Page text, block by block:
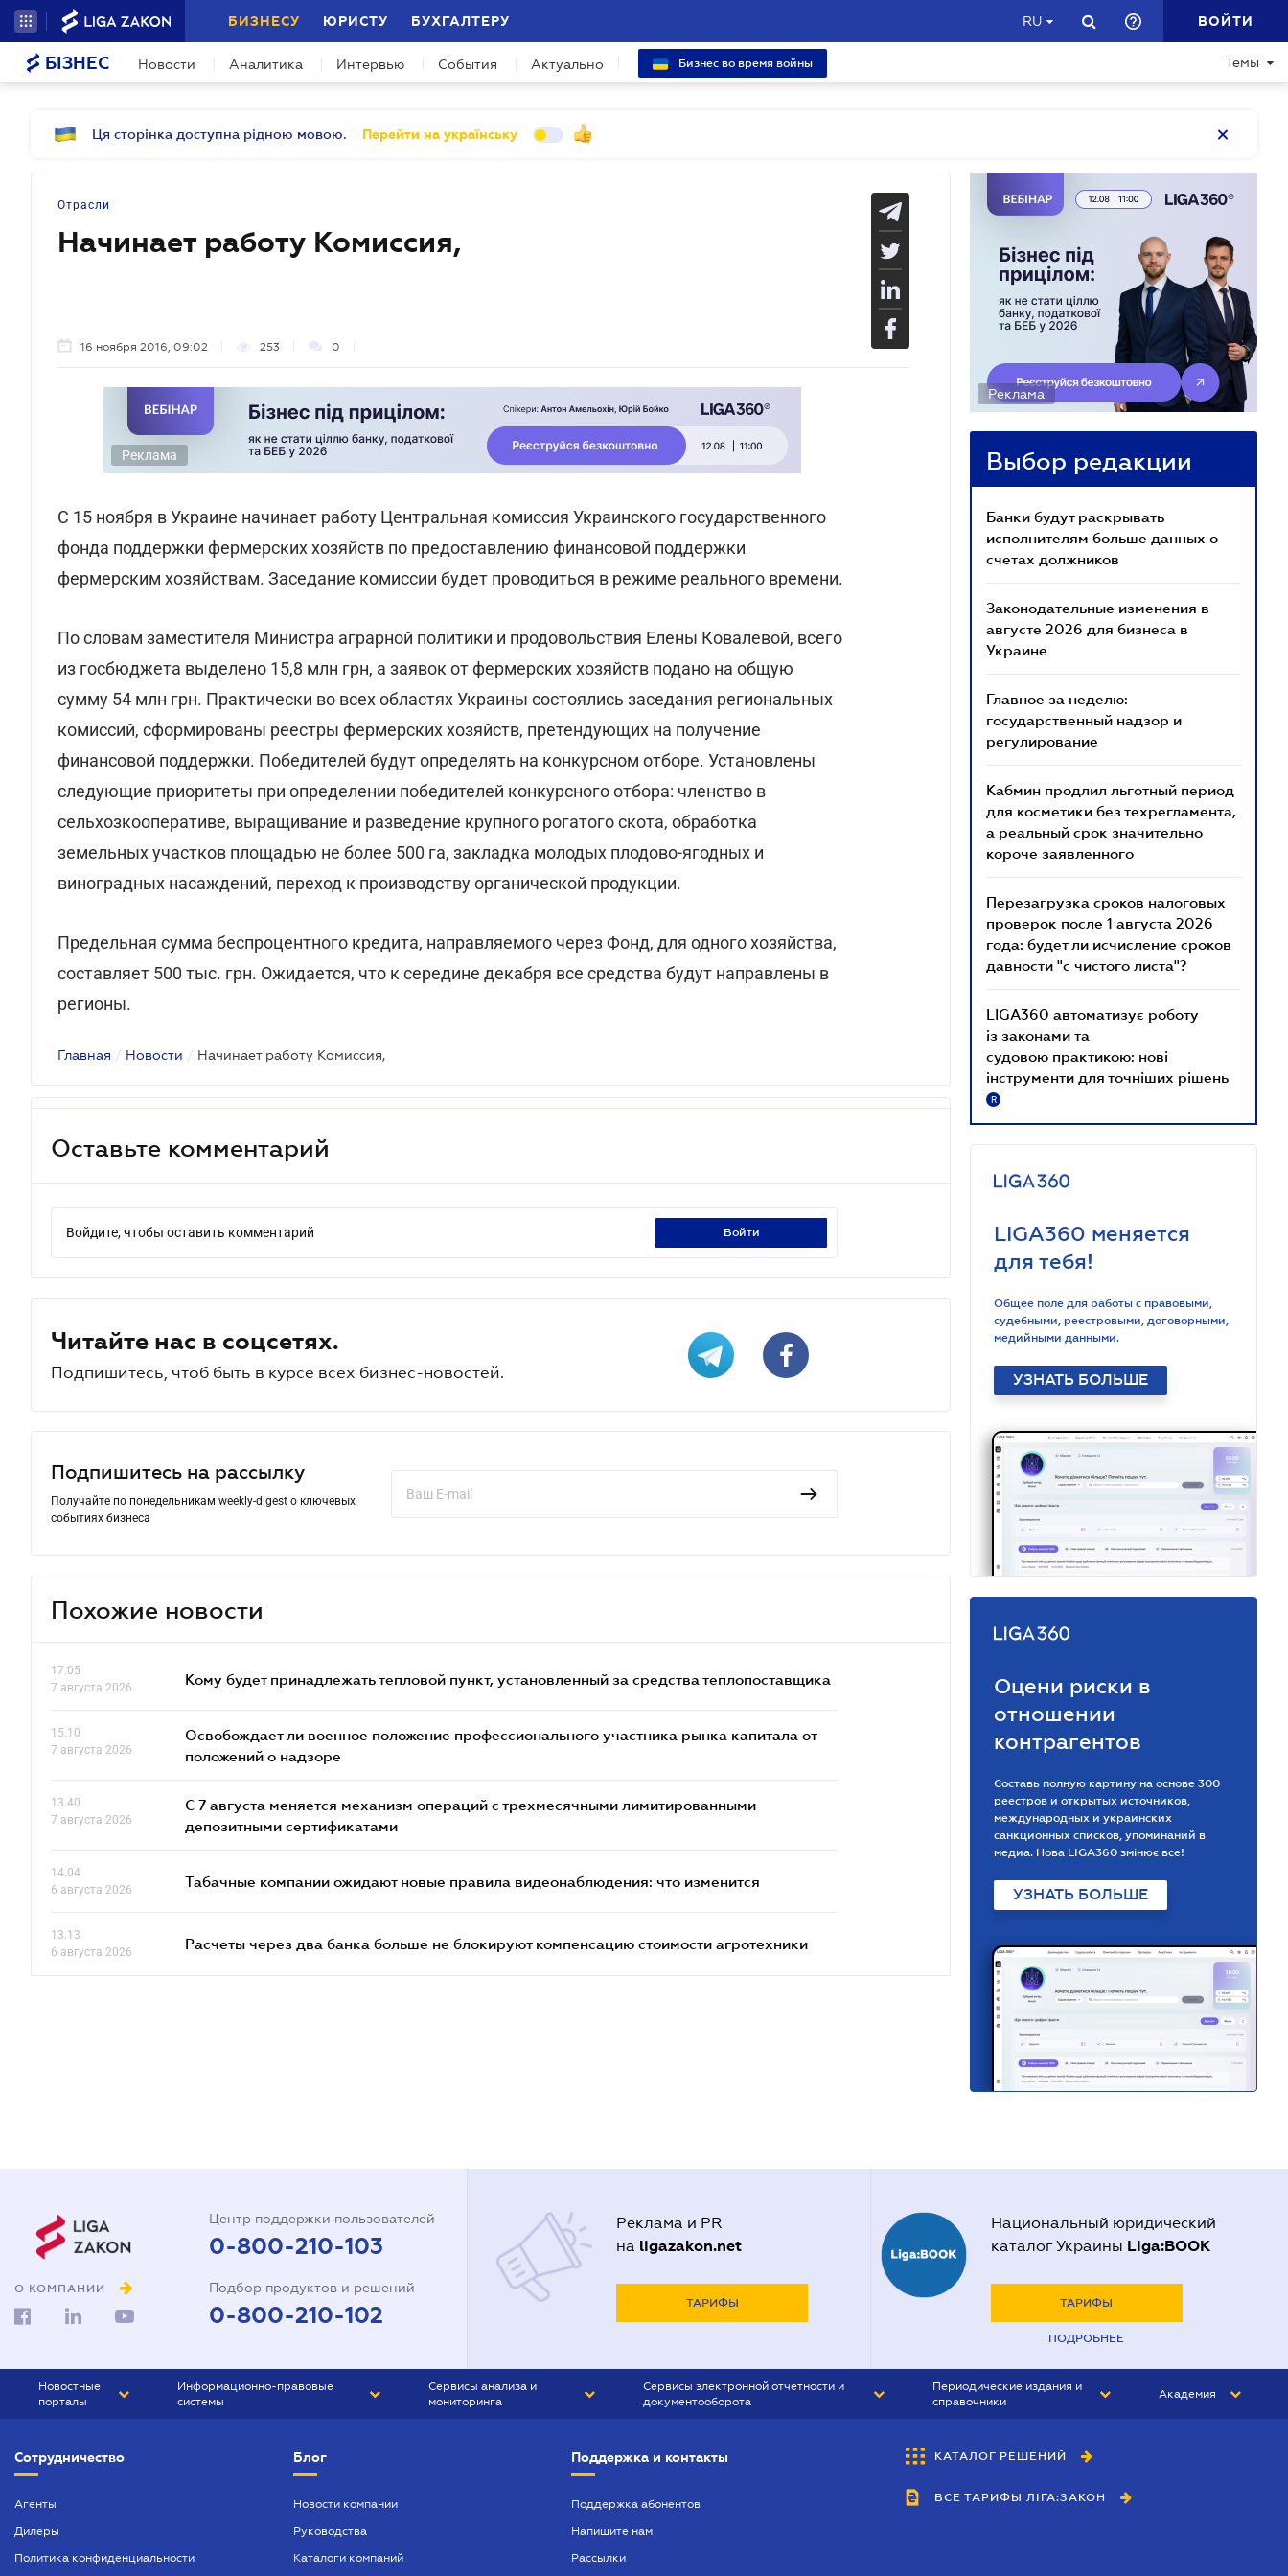
БИЗНЕСУ ЮРИСТУ БУХГАЛТЕРУ RU ВОЙТИ
БІЗНЕС Новости Аналитика Интервью События Актуально Бизнес во время войны Темы
Ця сторінка доступна рідною мовою. Перейти на українську
Отрасли
Начинает работу Комиссия,
16 ноября 2016, 09:02 253 0
Реклама
С 15 ноября в Украине начинает работу Центральная комиссия Украинского государственного
фонда поддержки фермерских хозяйств по предоставлению финансовой поддержки
фермерским хозяйствам. Заседание комиссии будет проводиться в режиме реального времени.
По словам заместителя Министра аграрной политики и продовольствия Елены Ковалевой, всего
из госбюджета выделено 15,8 млн грн, а заявок от фермерских хозяйств подано на общую
сумму 54 млн грн. Практически во всех областях Украины состоялись заседания региональных
комиссий, сформированы реестры фермерских хозяйств, претендующих на получение
финансовой поддержки. Победителей будут определять на конкурсном отборе. Установлены
следующие приоритеты при определении победителей конкурсного отбора: членство в
сельхозкооперативе, выращивание и разведение крупного рогатого скота, обработка
земельных участков площадью не более 500 га, закладка молодых плодово-ягодных и
виноградных насаждений, переход к производству органической продукции.
Предельная сумма беспроцентного кредита, направляемого через Фонд, для одного хозяйства,
составляет 500 тыс. грн. Ожидается, что к середине декабря все средства будут направлены в
регионы.
Главная / Новости / Начинает работу Комиссия,
Оставьте комментарий
Войдите, чтобы оставить комментарий войти
Читайте нас в соцсетях.
Подпишитесь, чтоб быть в курсе всех бизнес-новостей.
Подпишитесь на рассылку
Получайте по понедельникам weekly-digest о ключевых
событиях бизнеса
Похожие новости
17.05
7 августа 2026
Кому будет принадлежать тепловой пункт, установленный за средства теплопоставщика
15.10
7 августа 2026
Освобождает ли военное положение профессионального участника рынка капитала от
положений о надзоре
13.40
7 августа 2026
С 7 августа меняется механизм операций с трехмесячными лимитированными
депозитными сертификатами
14.04
6 августа 2026
Табачные компании ожидают новые правила видеонаблюдения: что изменится
13.13
6 августа 2026
Расчеты через два банка больше не блокируют компенсацию стоимости агротехники
Реклама
Выбор редакции
Банки будут раскрывать
исполнителям больше данных о
счетах должников
Законодательные изменения в
августе 2026 для бизнеса в
Украине
Главное за неделю:
государственный надзор и
регулирование
Кабмин продлил льготный период
для косметики без техрегламента,
а реальный срок значительно
короче заявленного
Перезагрузка сроков налоговых
проверок после 1 августа 2026
года: будет ли исчисление сроков
давности "с чистого листа"?
LIGA360 автоматизує роботу
із законами та
судовою практикою: нові
інструменти для точніших рішень
R
LIGA360 меняется
для тебя!
Общее поле для работы с правовыми,
судебными, реестровыми, договорными,
медийными данными.
УЗНАТЬ БОЛЬШЕ
Оцени риски в
отношении
контрагентов
Составь полную картину на основе 300
реестров и открытых источников,
международных и украинских
санкционных списков, упоминаний в
медиа. Нова LIGA360 змінює все!
УЗНАТЬ БОЛЬШЕ
О КОМПАНИИ
Центр поддержки пользователей
0-800-210-103
Подбор продуктов и решений
0-800-210-102
Реклама и PR
на ligazakon.net
ТАРИФЫ
Национальный юридический
каталог Украины Liga:BOOK
ТАРИФЫ
ПОДРОБНЕЕ
Новостные
порталы
БИЗНЕС
Информационно-правовые
системы
БУХГАЛТЕР ПРОФ
ЮРИСТ ПРОФ
Сервисы анализа и
мониторинга
Сервисы электронной отчетности и
документооборота
Периодические издания и
справочники
БУХГАЛТЕР&ЗАКОН
ВЕСТНИК МСФО
Академия
Сотрудничество
Агенты
Дилеры
Политика конфиденциальности
Блог
Новости компании
Руководства
Каталоги компаний
Поддержка и контакты
Поддержка абонентов
Напишите нам
Рассылки
КАТАЛОГ РЕШЕНИЙ
ВСЕ ТАРИФЫ ЛІГА:ЗАКОН